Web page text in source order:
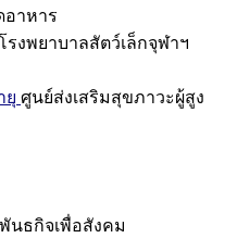
าหาร
รงพยาบาลสัตว์เล็กจุฬาฯ
ยุ ศูนย์ส่งเสริมสุขภาวะผู้สูง
นธกิจเพื่อสังคม